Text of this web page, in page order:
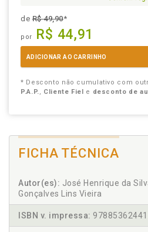
deR$ 49,90*
por R$ 44,91
ADICIONAR AO CARRINHO
* Desconto não cumulativo com
P.A.P., Cliente Fiel e desconto de
FICHA TÉCNICA
Autor(es): José Henrique da
Gonçalves Lins Vieira
ISBN v. impressa: